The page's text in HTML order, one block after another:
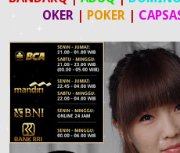
OKER| POKER |